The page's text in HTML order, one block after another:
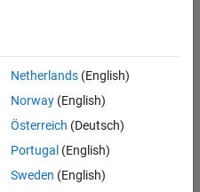
Netherlands(English)
Norway(English)
Österreich (Deutsch)
Portugal (English)
Sweden (English)